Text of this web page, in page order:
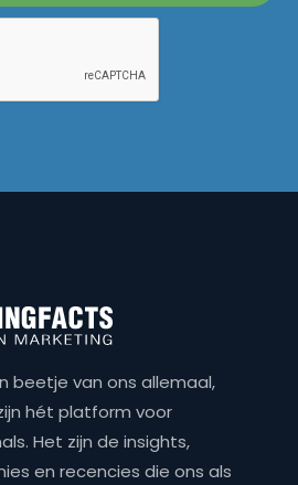
beetje van ons allemaal,
hét platform voor
Het zijn de insights,
en recencies die ons als